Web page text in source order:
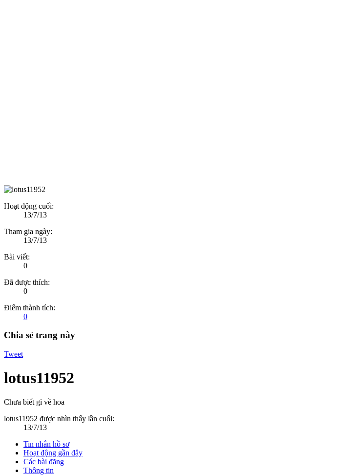
Hoạt động cuối:
13/7/13
Tham gia ngày:
13/7/13
Bài viết:
0
Đã được thích:
0
Điểm thành tích:
0
Chia sẻ trang này
Tweet
lotus11952
Chưa biết gì về hoa
lotus11952 được nhìn thấy lần cuối:
13/7/13
Tin nhắn hồ sơ
Hoạt động gần đây
Các bài đăng
Thông tin